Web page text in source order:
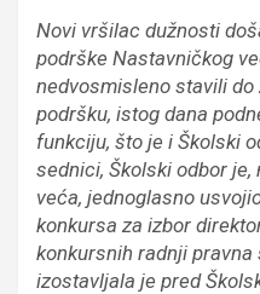
Novi vršilac dužnosti
podrške Nastavničkog
nedvosmisleno stavili do
podršku, istog dana
funkciju, što je i Školski
sednici, Školski odbor
veća, jednoglasno
konkursa za izbor
konkursnih radnji pravna
izostavljala je pred